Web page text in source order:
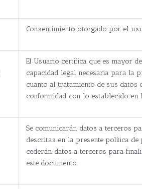
Consentimiento otorgado por el
El Usuario certifica que es mayor
capacidad legal necesaria para la
cuanto al tratamiento de sus
conformidad con lo establecido en
Se comunicarán datos a terceros
descritas en la presente política
cederán datos a terceros para
este documento.